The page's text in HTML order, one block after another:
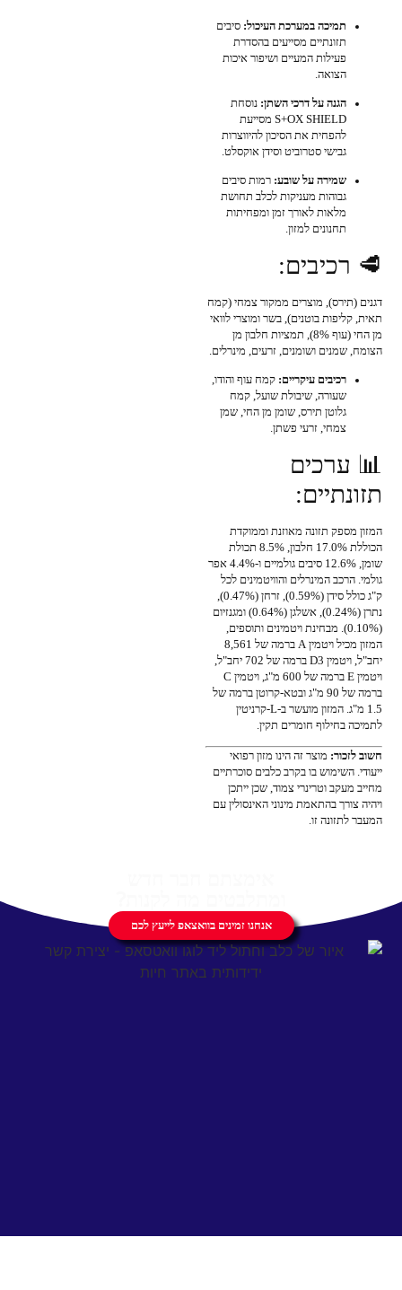
תמיכה במערכת העיכול: סיבים
תזונתיים מסייעים בהסדרת
פעילות המעיים ושיפור איכות
הצואה.
הגנה על דרכי השתן: נוסחת
S+OX SHIELD מסייעת
להפחית את הסיכון להיווצרות
גבישי סטרוביט וסידן אוקסלט.
שמירה על שובע: רמות סיבים
גבוהות מעניקות לכלב תחושת
מלאות לאורך זמן ומפחיתות
תחנונים למזון.
🥩 רכיבים:
דגנים (תירס), מוצרים ממקור צמחי (קמח
תאית, קליפות בוטנים), בשר ומוצרי לוואי
מן החי (עוף 8%), תמציות חלבון מן
הצומח, שמנים ושומנים, זרעים, מינרלים.
רכיבים עיקריים: קמח עוף והודו,
שעורה, שיבולת שועל, קמח
גלוטן תירס, שומן מן החי, שמן
צמחי, זרעי פשתן.
📊 ערכים
תזונתיים:
המזון מספק תזונה מאוזנת וממוקדת
הכוללת 17.0% חלבון, 8.5% תכולת
שומן, 12.6% סיבים גולמיים ו-4.4% אפר
גולמי. הרכב המינרלים והוויטמינים לכל
ק"ג כולל סידן (0.59%), זרחן (0.47%),
נתרן (0.24%), אשלגן (0.64%) ומגנזיום
(0.10%). מבחינת ויטמינים ותוספים,
המזון מכיל ויטמין A ברמה של 8,561
יחב"ל, ויטמין D3 ברמה של 702 יחב"ל,
ויטמין E ברמה של 600 מ"ג, ויטמין C
ברמה של 90 מ"ג ובטא-קרוטן ברמה של
1.5 מ"ג. המזון מועשר ב-L-קרניטין
לתמיכה בחילוף חומרים תקין.
חשוב לזכור: מוצר זה הינו מזון רפואי
ייעודי. השימוש בו בקרב כלבים סוכרתיים
מחייב מעקב וטרינרי צמוד, שכן ייתכן
ויהיה צורך בהתאמת מינוני האינסולין עם
המעבר לתזונה זו.
אנחנו זמינים בוואצאפ לייעץ לכם